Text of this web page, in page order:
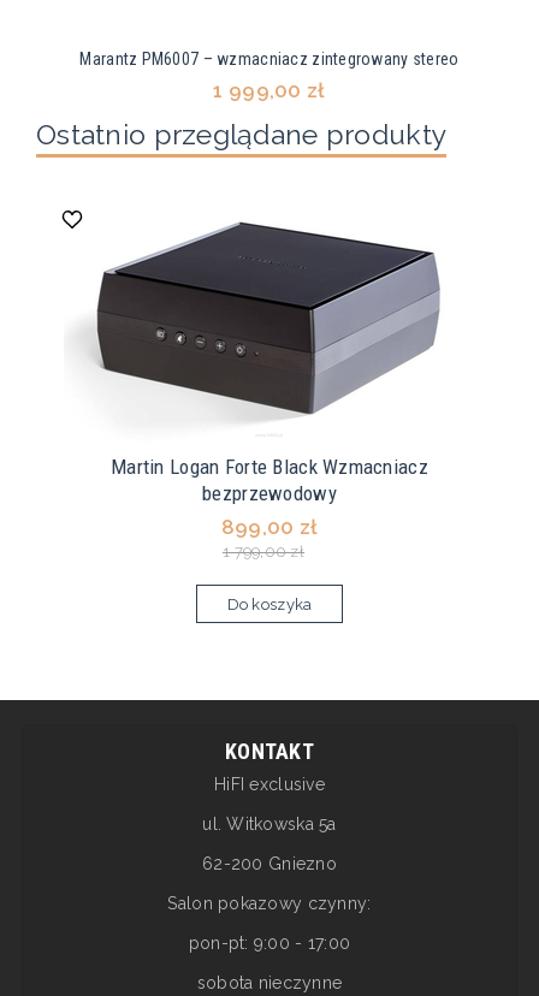
Marantz PM6007 – wzmacniacz zintegrowany stereo
1 999,00 zł
Ostatnio przeglądane produkty
Martin Logan Forte Black Wzmacniacz
bezprzewodowy
899,00 zł
1 799,00 zł
Do koszyka
KONTAKT
HiFI exclusive
ul. Witkowska 5a
62-200 Gniezno
Salon pokazowy czynny:
pon-pt: 9:00 - 17:00
sobota nieczynne